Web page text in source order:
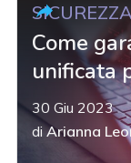
Come
unificata
30 Giu 2023
diArianna